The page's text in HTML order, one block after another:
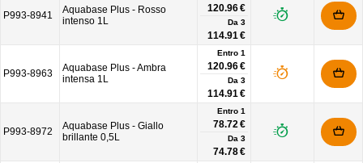
P993-8941
Aquabase Plus - Rosso
intenso 1L
120.96 €
Da 3
114.91 €
P993-8963
Aquabase Plus - Ambra
intensa 1L
Entro 1
120.96 €
Da 3
114.91 €
P993-8972
Aquabase Plus - Giallo
brillante 0,5L
Entro 1
78.72 €
Da 3
74.78 €